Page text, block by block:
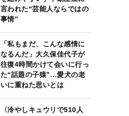
言われた“芸能人ならではの
事情”
「私もまだ、こんな感情に
なるんだ」大久保佳代子が
往復4時間かけて会いに行っ
た“話題の子猿”…愛犬の老
いに重ねた思いとは
〈冷やしキュウリで510人